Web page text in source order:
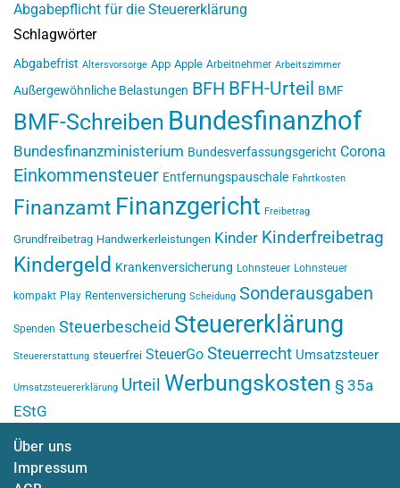
Abgabepflicht für die Steuererklärung
Schlagwörter
Abgabefrist Altersvorsorge App Apple Arbeitnehmer Arbeitszimmer
Außergewöhnliche Belastungen BFH BFH-Urteil BMF
BMF-Schreiben Bundesfinanzhof
Bundesfinanzministerium Bundesverfassungsgericht Corona
Einkommensteuer Entfernungspauschale Fahrtkosten
Finanzamt Finanzgericht Freibetrag
Grundfreibetrag Handwerkerleistungen Kinder Kinderfreibetrag
Kindergeld Krankenversicherung Lohnsteuer Lohnsteuer
kompakt Play Rentenversicherung Scheidung Sonderausgaben
Spenden Steuerbescheid Steuererklärung
Steuererstattung steuerfrei SteuerGo Steuerrecht Umsatzsteuer
Umsatzsteuererklärung Urteil Werbungskosten § 35a
EStG
Über uns
Impressum